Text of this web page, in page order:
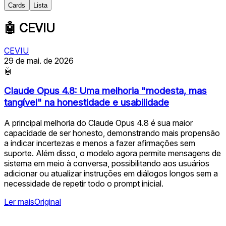
Cards Lista
🤖 CEVIU
CEVIU
29 de mai. de 2026
🤖
Claude Opus 4.8: Uma melhoria "modesta, mas
tangível" na honestidade e usabilidade
A principal melhoria do Claude Opus 4.8 é sua maior
capacidade de ser honesto, demonstrando mais propensão
a indicar incertezas e menos a fazer afirmações sem
suporte. Além disso, o modelo agora permite mensagens de
sistema em meio à conversa, possibilitando aos usuários
adicionar ou atualizar instruções em diálogos longos sem a
necessidade de repetir todo o prompt inicial.
Ler maisOriginal